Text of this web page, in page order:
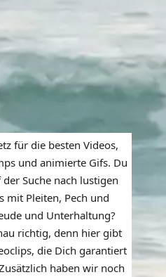
für die besten Videos,
und animierte Gifs. Du
Suche nach lustigen
mit Pleiten, Pech und
und Unterhaltung?
richtig, denn hier gibt
die Dich garantiert
haben wir noch